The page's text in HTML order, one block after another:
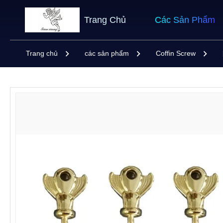
Trang Chủ Các Sản Phẩm
Trang chủ các sản phẩm Coffin Screw